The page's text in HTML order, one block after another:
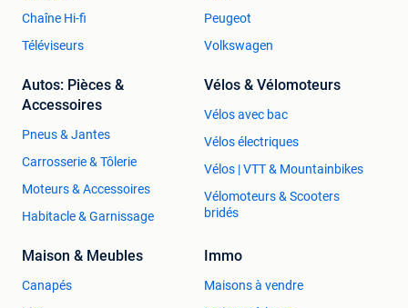
Chaîne Hi-fi
Téléviseurs
Peugeot
Volkswagen
Autos: Pièces &
Accessoires
Pneus & Jantes
Carrosserie & Tôlerie
Moteurs & Accessoires
Habitacle & Garnissage
Vélos & Vélomoteurs
Vélos avec bac
Vélos électriques
Vélos | VTT & Mountainbikes
Vélomoteurs & Scooters
bridés
Maison & Meubles
Canapés
Immo
Maisons à vendre